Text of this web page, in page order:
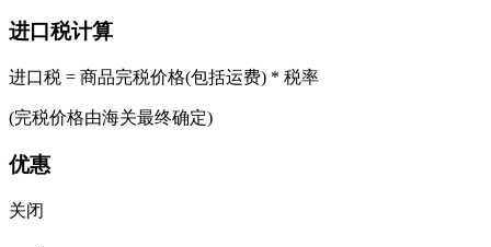
进口税计算
进口税 = 商品完税价格(包括运费) * 税率
(完税价格由海关最终确定)
优惠
关闭